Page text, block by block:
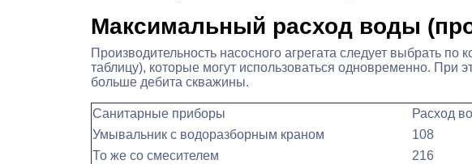
Максимальный расход воды
Производительность насосного агрегата следует выбрать
таблицу), которые могут использоваться одновременно.
больше дебита скважины.
Санитарные приборы
Расход
Умывальник с водоразборным краном
108
То же со смесителем
216